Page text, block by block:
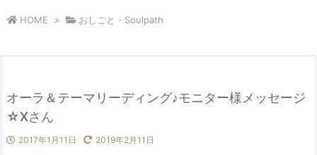
HOME > おしごと・Soulpath
オーラ＆テーマリーディング♪モニター様メッセージ
☆Xさん
2017年1月11日 2019年2月11日